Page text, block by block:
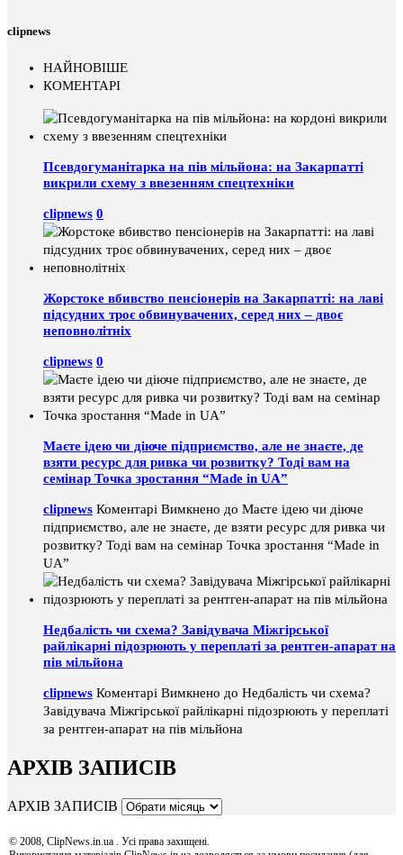
clipnews
НАЙНОВІШЕ
КОМЕНТАРІ
Псевдогуманітарка на пів мільйона: на Закарпатті
викрили схему з ввезенням спецтехніки
clipnews 0
Жорстоке вбивство пенсіонерів на Закарпатті: на лаві
підсудних троє обвинувачених, серед них – двоє
неповнолітніх
clipnews 0
Маєте ідею чи діюче підприємство, але не знаєте, де
взяти ресурс для ривка чи розвитку? Тоді вам на
семінар Точка зростання “Made in UA”
clipnews Коментарі Вимкнено до Маєте ідею чи діюче
підприємство, але не знаєте, де взяти ресурс для ривка чи
розвитку? Тоді вам на семінар Точка зростання “Made in
UA”
Недбалість чи схема? Завідувача Міжгірської
райлікарні підозрюють у переплаті за рентген-апарат на
пів мільйона
clipnews Коментарі Вимкнено до Недбалість чи схема?
Завідувача Міжгірської райлікарні підозрюють у переплаті
за рентген-апарат на пів мільйона
АРХІВ ЗАПИСІВ
АРХІВ ЗАПИСІВ
© 2008, ClipNews.in.ua . Усі права захищені.